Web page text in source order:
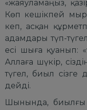
«жаяуламаңыз,
Көп кешікпей
кеп, асқан
адамдары түп-
есі шыға қуанып:
Аллаға шүкір,
түгел, биыл сізге
дейді.
Шынында, биылғы